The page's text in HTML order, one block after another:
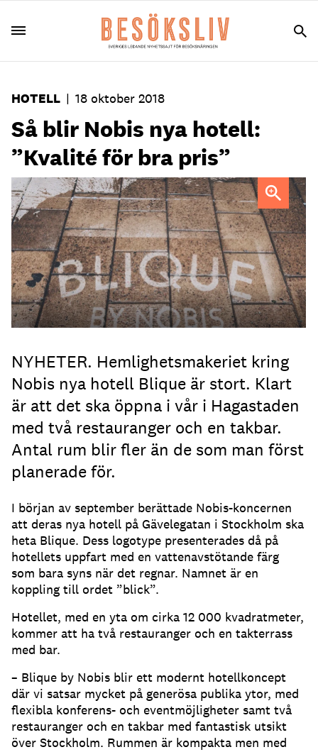
HOTELL | 18 oktober 2018
Så blir Nobis nya hotell:
”Kvalité för bra pris”
Foto: Blique
NYHETER. Hemlighetsmakeriet kring
Nobis nya hotell Blique är stort. Klart
är att det ska öppna i vår i Hagastaden
med två restauranger och en takbar.
Antal rum blir fler än de som man först
planerade för.
I början av september berättade Nobis-koncernen
att deras nya hotell på Gävelegatan i Stockholm ska
heta Blique. Dess logotype presenterades då på
hotellets uppfart med en vattenavstötande färg
som bara syns när det regnar. Namnet är en
koppling till ordet ”blick”.
Hotellet, med en yta om cirka 12 000 kvadratmeter,
kommer att ha två restauranger och en takterrass
med bar.
– Blique by Nobis blir ett modernt hotellkoncept
där vi satsar mycket på generösa publika ytor, med
flexibla konferens- och eventmöjligheter samt två
restauranger och en takbar med fantastisk utsikt
över Stockholm. Rummen är kompakta men med